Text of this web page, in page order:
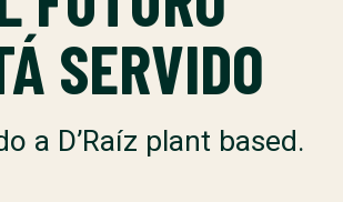
SERVIDO
a D’Raíz plant based.